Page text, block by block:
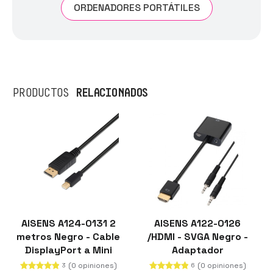
ORDENADORES PORTÁTILES
PRODUCTOS RELACIONADOS
AISENS A124-0131 2
metros Negro - Cable
DisplayPort a Mini
DisplayPort
3 (0 opiniones)
AISENS A122-0126
/HDMI - SVGA Negro -
Adaptador
6 (0 opiniones)